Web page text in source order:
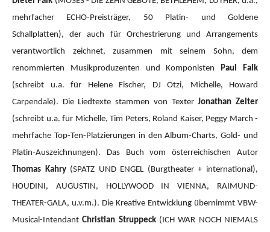
mehrfacher ECHO-Preisträger, 50 Platin- und Goldene
Schallplatten), der auch für Orchestrierung und Arrangements
verantwortlich zeichnet, zusammen mit seinem Sohn, dem
renommierten Musikproduzenten und KomponistenPaul Falk
(schreibt u.a. für Helene Fischer, DJ Ötzi, Michelle, Howard
Carpendale). Die Liedtexte stammen von TexterJonathan Zelter
(schreibt u.a. für Michelle, Tim Peters, Roland Kaiser, Peggy March -
mehrfache Top-Ten-Platzierungen in den Album-Charts, Gold- und
Platin-Auszeichnungen). Das Buch vom österreichischen Autor
Thomas Kahry(SPATZ UND ENGEL (Burgtheater + international),
HOUDINI, AUGUSTIN, HOLLYWOOD IN VIENNA, RAIMUND-
THEATER-GALA, u.v.m.). Die Kreative Entwicklung übernimmt VBW-
Musical-IntendantChristian Struppeck(ICH WAR NOCH NIEMALS